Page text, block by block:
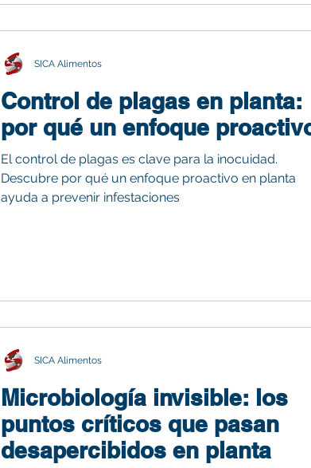
auditorías má
Control de plagas en planta:
por qué un enfoque
El control de plagas es clave para la inocuidad.
Descubre por qué un enfoque proactivo en planta
ayuda a prevenir infestaciones
SICA Alimentos
Microbiología invisible: los
puntos críticos que pasan
desapercibidos en planta
SICA Alimentos